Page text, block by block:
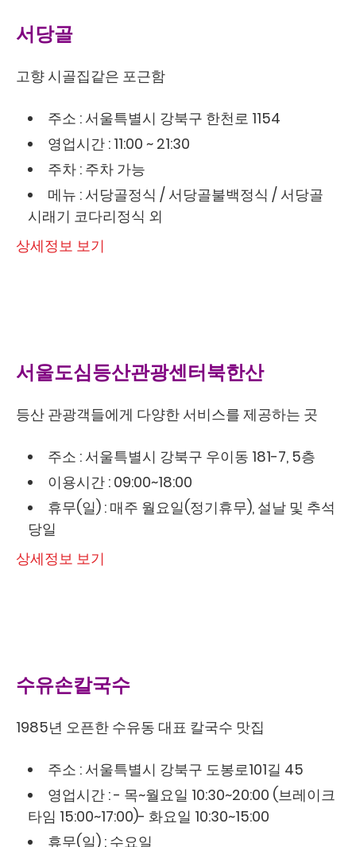
서당골
고향 시골집같은 포근함
주소 : 서울특별시 강북구 한천로 1154
영업시간 : 11:00 ~ 21:30
주차 : 주차 가능
메뉴 : 서당골정식 / 서당골불백정식 / 서당골
시래기 코다리정식 외
상세정보 보기
서울도심등산관광센터북한산
등산 관광객들에게 다양한 서비스를 제공하는 곳
주소 : 서울특별시 강북구 우이동 181-7, 5층
이용시간 : 09:00~18:00
휴무(일) : 매주 월요일(정기휴무), 설날 및 추석
당일
상세정보 보기
수유손칼국수
1985년 오픈한 수유동 대표 칼국수 맛집
주소 : 서울특별시 강북구 도봉로101길 45
영업시간 : - 목~월요일 10:30~20:00 (브레이크
타임 15:00~17:00)- 화요일 10:30~15:00
휴무(일) : 수요일